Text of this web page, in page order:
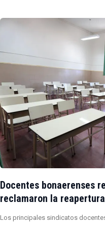
Docentes bonaerenses
reclamaron la
Los principales sindicatos